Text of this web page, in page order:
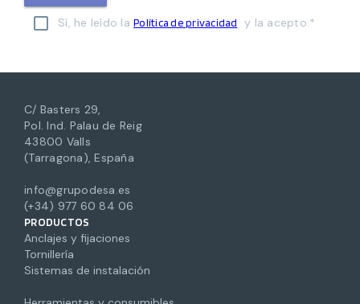
Sí, he leído la Política de privacidad y la acepto.*
C/ Basters 29,
Pol. Ind. Palau de Reig
43800 Valls
(Tarragona), España
info@grupodesa.es
(+34) 977 60 84 06
PRODUCTOS
Anclajes y fijaciones
Tornillería
Sistemas de instalación